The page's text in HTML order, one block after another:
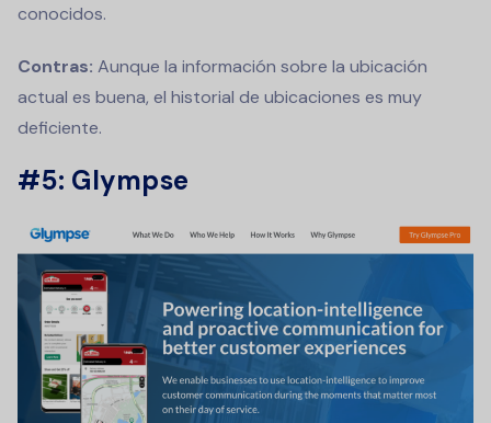
conocidos.
Contras: Aunque la información sobre la ubicación
actual es buena, el historial de ubicaciones es muy
deficiente.
#5: Glympse